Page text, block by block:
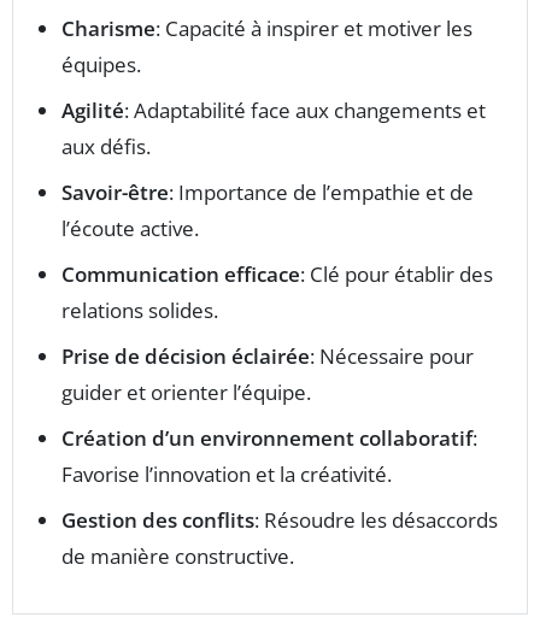
Charisme: Capacité à inspirer et motiver les
équipes.
Agilité: Adaptabilité face aux changements et
aux défis.
Savoir-être: Importance de l’empathie et de
l’écoute active.
Communication efficace: Clé pour établir des
relations solides.
Prise de décision éclairée: Nécessaire pour
guider et orienter l’équipe.
Création d’un environnement collaboratif:
Favorise l’innovation et la créativité.
Gestion des conflits: Résoudre les désaccords
de manière constructive.